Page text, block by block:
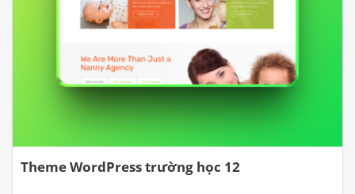
Theme WordPress trường học 12